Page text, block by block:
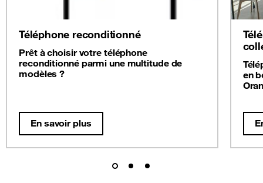
Téléphone reconditionné
Prêt à choisir votre téléphone
reconditionné parmi une multitude de
modèles ?
En savoir plus
en